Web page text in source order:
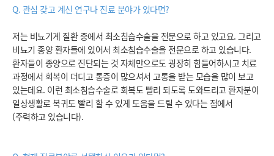
Q. 관심 갖고 계신 연구나 진료 분야가 있다면?
저는 비뇨기계 질환 중에서 최소침습수술을 전문으로 하고 있고요. 그리고
비뇨기 종양 환자들에 있어서 최소침습수술을 전문으로 하고 있습니다.
환자들이 종양으로 진단되는 것 자체만으로도 굉장히 힘들어하시고 치료
과정에서 회복이 더디고 통증이 많으셔서 고통을 받는 모습을 많이 보고
있는데요. 이런 최소침습수술로 회복도 빨리 되도록 도와드리고 환자분이
일상생활로 복귀도 빨리 할 수 있게 도움을 드릴 수 있다는 점에서
(주력하고 있습니다).